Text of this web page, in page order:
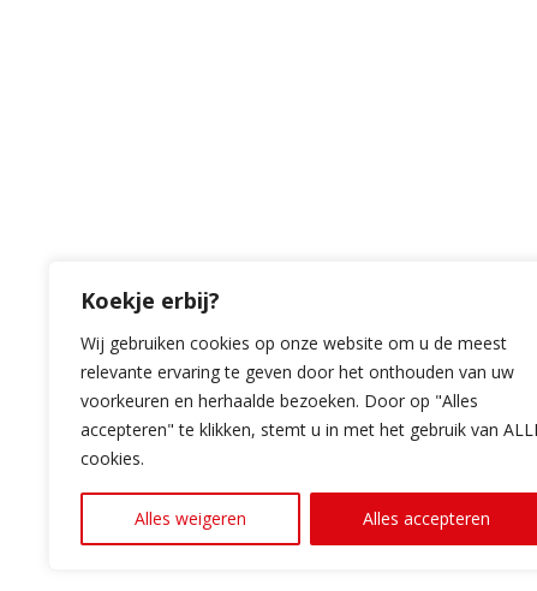
Koekje erbij?
Wij gebruiken cookies op onze website om u de meest
relevante ervaring te geven door het onthouden van uw
voorkeuren en herhaalde bezoeken. Door op "Alles
accepteren" te klikken, stemt u in met het gebruik van
cookies.
Alles weigeren Alles accepteren
Copyright RB Autoservice. Alle rechten
Design & realisatie door
Klok Media